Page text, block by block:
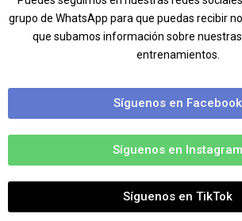
grupo de WhatsApp para que puedas recibir
que subamos información sobre
entrenamientos.
Síguenos en Facebook
Síguenos en Instagram
Síguenos en TikTok